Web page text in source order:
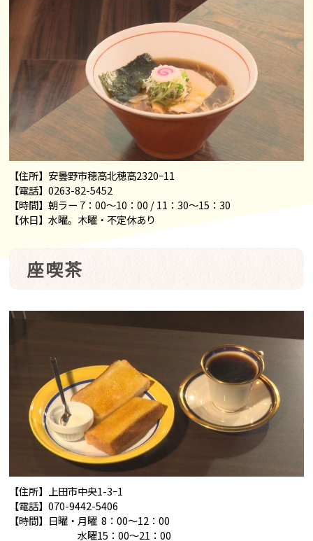
【住所】安曇野市穂高北穂高2320ｰ11
【電話】0263-82-5452
【時間】朝ラー 7：00～10：00 / 11：30～15：30
【休日】水曜。木曜・不定休あり
座喫茶
【住所】上田市中央1-3ｰ1
【電話】070-9442-5406
【時間】日曜・月曜 8：00～12：00
水曜15：00～21：00